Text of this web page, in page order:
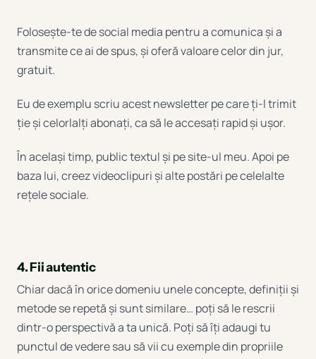
Folosește-te de social media pentru a comunica și a
transmite ce ai de spus, și oferă valoare celor din jur,
gratuit.
Eu de exemplu scriu acest newsletter pe care ți-l trimit
ție și celorlalți abonați, ca să le accesați rapid și ușor.
În același timp, public textul și pe site-ul meu. Apoi pe
baza lui, creez videoclipuri și alte postări pe celelalte
rețele sociale.
4. Fii autentic
Chiar dacă în orice domeniu unele concepte, definiții și
metode se repetă și sunt similare… poți să le rescrii
dintr-o perspectivă a ta unică. Poți să îți adaugi tu
punctul de vedere sau să vii cu exemple din propriile